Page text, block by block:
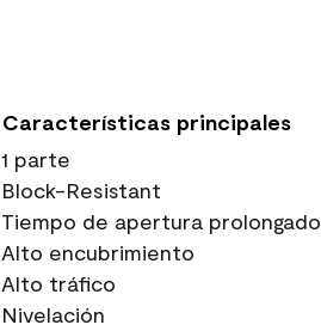
Características principales
1 parte
Block-Resistant
Tiempo de apertura prolongado
Alto encubrimiento
Alto tráfico
Nivelación